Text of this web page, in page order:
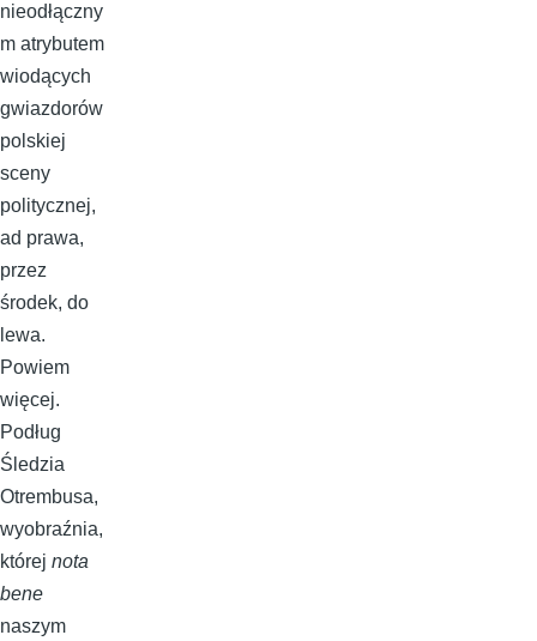
nieodłączny
m atrybutem
wiodących
gwiazdorów
polskiej
sceny
politycznej,
ad prawa,
przez
środek, do
lewa.
Powiem
więcej.
Podług
Śledzia
Otrembusa,
wyobraźnia,
której nota
bene
naszym